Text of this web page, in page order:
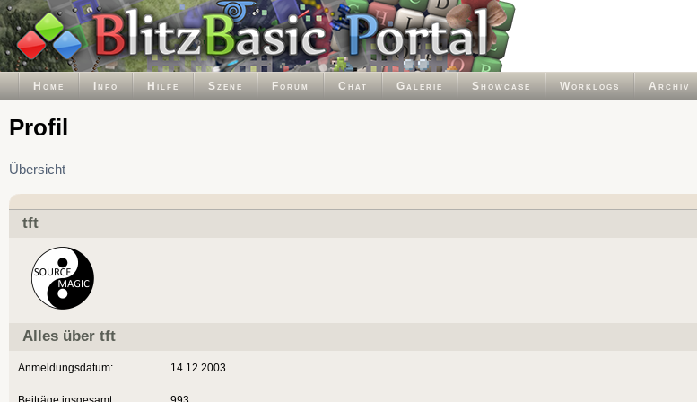
Home Info Hilfe Szene Forum Chat Galerie Showcase Worklogs Archiv
Profil
Übersicht
tft
Alles über tft
Anmeldungsdatum: 14.12.2003